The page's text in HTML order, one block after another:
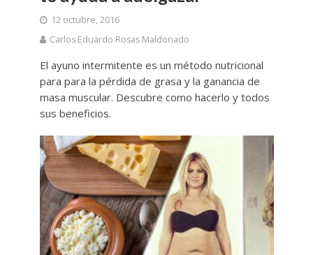
12 octubre, 2016
Carlos Eduardo Rosas Maldonado
El ayuno intermitente es un método nutricional
para para la pérdida de grasa y la ganancia de
masa muscular. Descubre como hacerlo y todos
sus beneficios.